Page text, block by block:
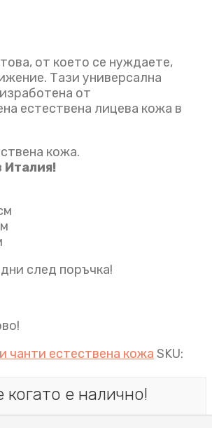
от което се нуждаете,
Тази универсална
от
естествена лицева кожа в
кожа.
Италия!
след поръчка!
чанти естествена кожа SKU:
е налично!